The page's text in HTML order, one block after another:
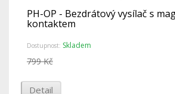
PH-OP - Bezdrátový vysílač s
kontaktem
Dostupnost: Skladem
799 Kč
Detail